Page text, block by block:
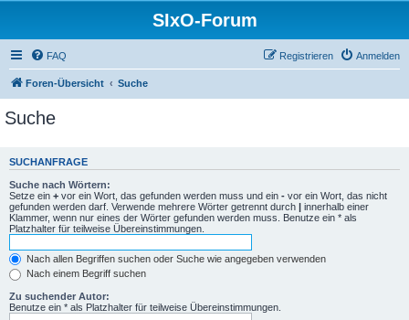
SIxO-Forum
FAQ Anmelden
Registrieren
Foren-Übersicht Suche
Suche
SUCHANFRAGE
Suche nach Wörtern:
Setze ein + vor ein Wort, das gefunden werden muss und ein - vor ein Wort, das nicht
gefunden werden darf. Verwende mehrere Wörter getrennt durch | innerhalb einer
Klammer, wenn nur eines der Wörter gefunden werden muss. Benutze ein * als
Platzhalter für teilweise Übereinstimmungen.
Nach allen Begriffen suchen oder Suche wie angegeben verwenden
Nach einem Begriff suchen
Zu suchender Autor:
Benutze ein * als Platzhalter für teilweise Übereinstimmungen.